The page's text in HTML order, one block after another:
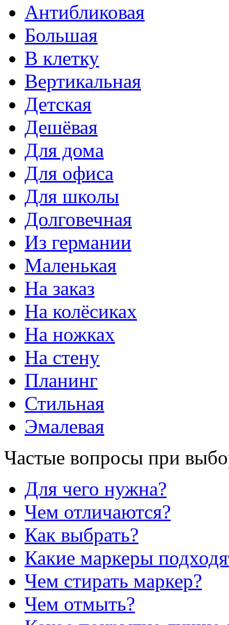
Антибликовая
Большая
В клетку
Вертикальная
Детская
Дешёвая
Для дома
Для офиса
Для школы
Долговечная
Из германии
Маленькая
На заказ
На колёсиках
На ножках
На стену
Планинг
Стильная
Эмалевая
Частые вопросы при
Для чего нужна?
Чем отличаются?
Как выбрать?
Какие маркеры
Чем стирать маркер?
Чем отмыть?